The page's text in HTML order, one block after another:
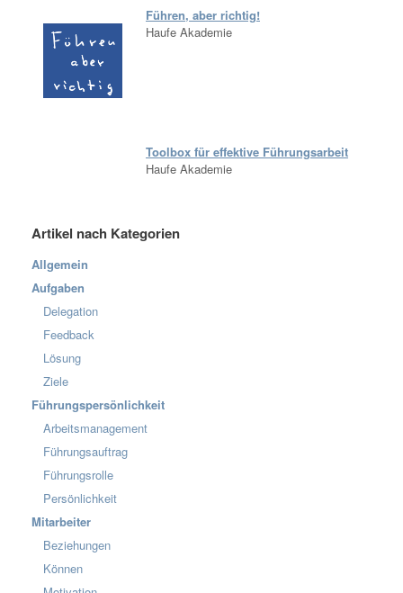
Führen, aber richtig!
Haufe Akademie
Toolbox für effektive Führungsarbeit
Haufe Akademie
Artikel nach Kategorien
Allgemein
Aufgaben
Delegation
Feedback
Lösung
Ziele
Führungspersönlichkeit
Arbeitsmanagement
Führungsauftrag
Führungsrolle
Persönlichkeit
Mitarbeiter
Beziehungen
Können